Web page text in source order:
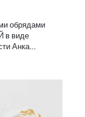
обрядами
в виде
Анка…